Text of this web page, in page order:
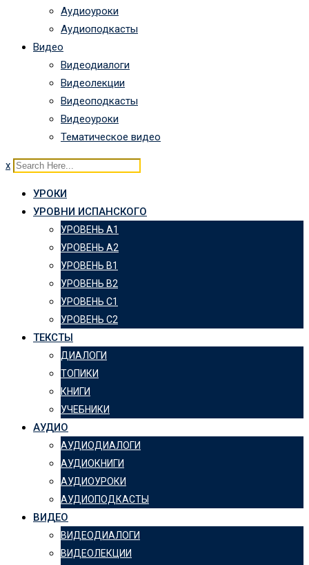
Аудиоуроки
Аудиоподкасты
Видео
Видеодиалоги
Видеолекции
Видеоподкасты
Видеоуроки
Тематическое видео
x
УРОКИ
УРОВНИ ИСПАНСКОГО
УРОВЕНЬ А1
УРОВЕНЬ А2
УРОВЕНЬ B1
УРОВЕНЬ B2
УРОВЕНЬ C1
УРОВЕНЬ C2
ТЕКСТЫ
ДИАЛОГИ
ТОПИКИ
КНИГИ
УЧЕБНИКИ
АУДИО
АУДИОДИАЛОГИ
АУДИОКНИГИ
АУДИОУРОКИ
АУДИОПОДКАСТЫ
ВИДЕО
ВИДЕОДИАЛОГИ
ВИДЕОЛЕКЦИИ